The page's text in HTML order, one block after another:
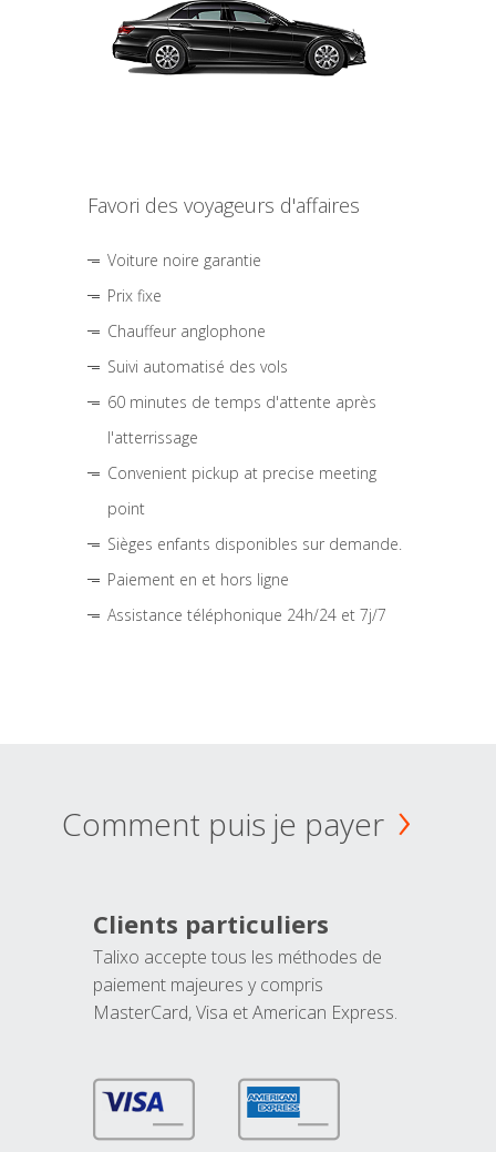
Favori des voyageurs d'affaires
Voiture noire garantie
Prix fixe
Chauffeur anglophone
Suivi automatisé des vols
60 minutes de temps d'attente après
l'atterrissage
Convenient pickup at precise meeting
point
Sièges enfants disponibles sur demande.
Paiement en et hors ligne
Assistance téléphonique 24h/24 et 7j/7
Comment puis je payer
Clients particuliers
Talixo accepte tous les méthodes de
paiement majeures y compris
MasterCard, Visa et American Express.